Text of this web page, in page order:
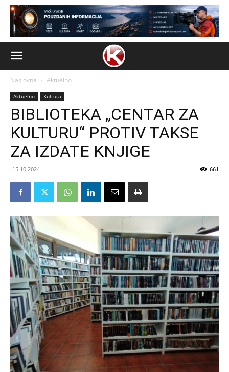
Naslovna Aktuelno
Aktuelno Kultura
BIBLIOTEKA „CENTAR ZA
KULTURU“ PROTIV TAKSE
ZA IZDATE KNJIGE
15.10.2024 661